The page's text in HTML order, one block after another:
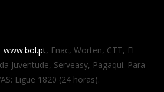
www.bol.pt, Fnac, Worten, CTT, El
Juventude, Serveasy, Pagaqui. Para
Ligue 1820 (24 horas).